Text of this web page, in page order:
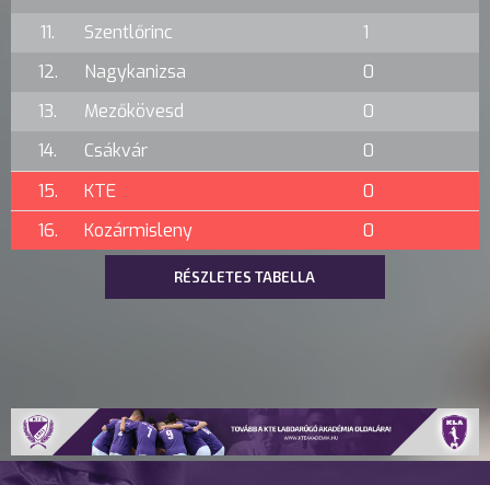
11.
Szentlőrinc
1
12.
Nagykanizsa
0
13.
Mezőkövesd
0
14.
Csákvár
0
15.
KTE
0
16.
Kozármisleny 0
RÉSZLETES TABELLA